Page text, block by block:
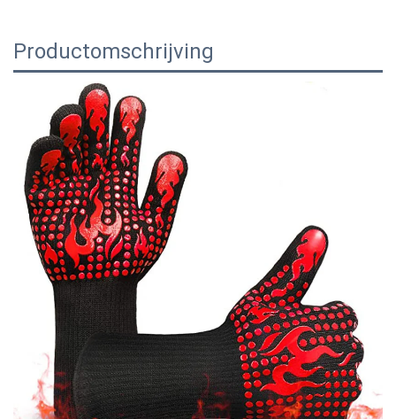
Productomschrijving